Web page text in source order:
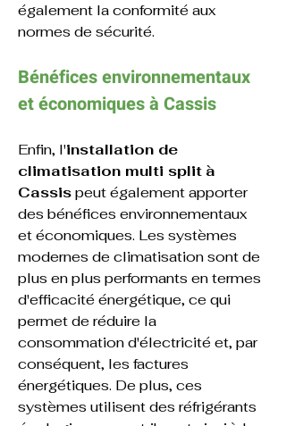
également la conformité aux
normes de sécurité.
Bénéfices environnementaux
et économiques à Cassis
Enfin, l'installation de
climatisation multi split à
Cassis peut également apporter
des bénéfices environnementaux
et économiques. Les systèmes
modernes de climatisation sont de
plus en plus performants en termes
d'efficacité énergétique, ce qui
permet de réduire la
consommation d'électricité et, par
conséquent, les factures
énergétiques. De plus, ces
systèmes utilisent des réfrigérants